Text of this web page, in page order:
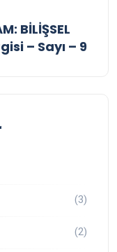
BİLİŞSEL
– Sayı – 9
(3)
(2)